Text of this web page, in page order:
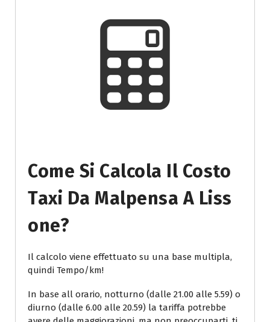
Come Si Calcola Il Costo
Taxi Da Malpensa A Liss
One?
Il calcolo viene effettuato su una base multipla,
quindi Tempo/km!
In base all orario, notturno (dalle 21.00 alle 5.59) o
diurno (dalle 6.00 alle 20.59) la tariffa potrebbe